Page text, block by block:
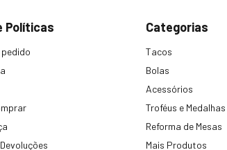
Políticas Categorias
Tacos
Bolas
Acessórios
Troféus e Medalhas
Reforma de Mesas
Mais Produtos